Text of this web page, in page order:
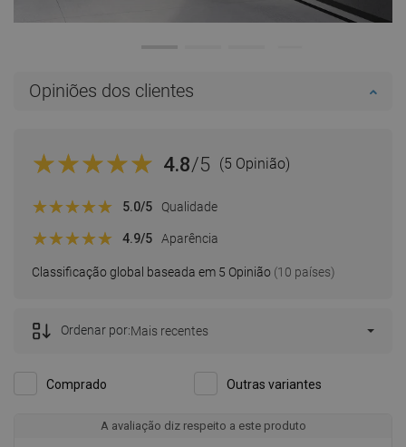
Opiniões dos clientes
4.8/5 (5 Opinião)
Classificação global baseada em 5 Opinião (10 países)
5.0/5 Qualidade
4.9/5 Aparência
Comprado Outras variantes
Ordenar por:Mais recentes
A avaliação diz respeito a este produto